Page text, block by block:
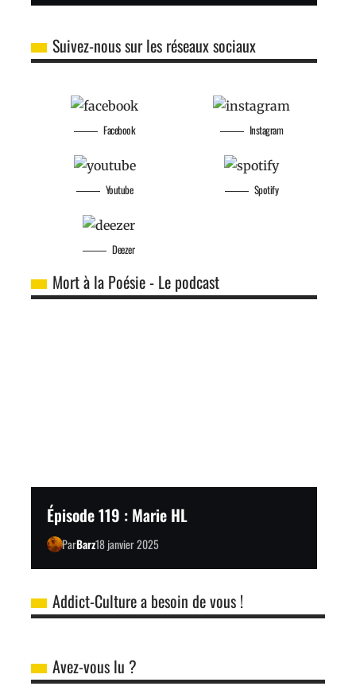
Suivez-nous sur les réseaux sociaux
Facebook
Youtube
Instagram
Spotify
Deezer
Mort à la Poésie - Le podcast
Épisode 119 : Marie HL
ParBarz18 janvier 2025
Addict-Culture a besoin de vous !
Avez-vous lu ?